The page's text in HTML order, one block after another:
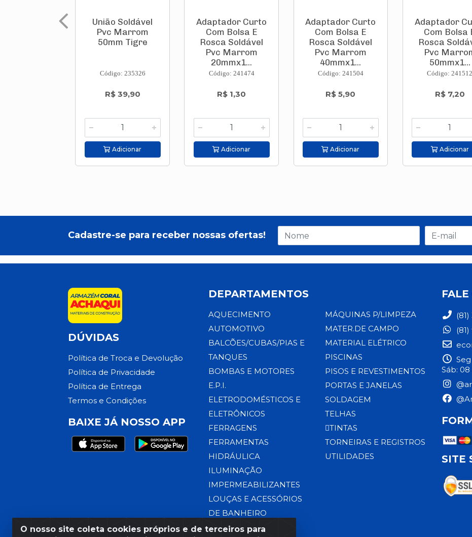
União Soldável
Pvc Marrom
50mm Tigre
Código: 235326
R$ 39,90
Adicionar
Adaptador Curto
Com Bolsa E
Rosca Soldável
Pvc Marrom
20mmx1...
Código: 241474
R$ 1,30
Adicionar
Adaptador Curto
Com Bolsa E
Rosca Soldável
Pvc Marrom
40mmx1...
Código: 241504
R$ 5,90
Adicionar
Adaptador
Com Bolsa
Rosca
Pvc
50mmx1...
Código: 241512
R$ 7,20
Adicionar
O nosso site coleta cookies próprios e de terceiros para
Cadastre-se para receber nossas ofertas!
DÚVIDAS
Política de Troca e Devolução
Política de Privacidade
Política de Entrega
Termos e Condições
BAIXE JÁ NOSSO APP
DEPARTAMENTOS
AQUECIMENTO
AUTOMOTIVO
BALCÕES/CUBAS/PIAS E
TANQUES
BOMBAS E MOTORES
E.P.I.
ELETRODOMÉSTICOS E
ELETRÔNICOS
FERRAGENS
FERRAMENTAS
HIDRÁULICA
ILUMINAÇÃO
IMPERMEABILIZANTES
LOUÇAS E ACESSÓRIOS
DE BANHEIRO
MÁQUINAS P/LIMPEZA
MATER.DE CAMPO
MATERIAL ELÉTRICO
PISCINAS
PISOS E REVESTIMENTOS
PORTAS E JANELAS
SOLDAGEM
TELHAS
TINTAS
TORNEIRAS E REGISTROS
UTILIDADES
FALE
Sáb: 08
SITE